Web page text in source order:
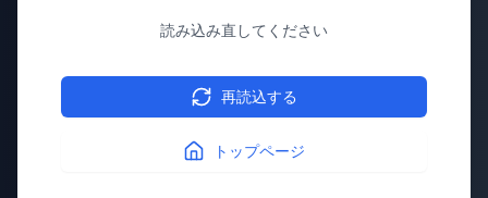
読み込み直してください
再読込する
トップページ